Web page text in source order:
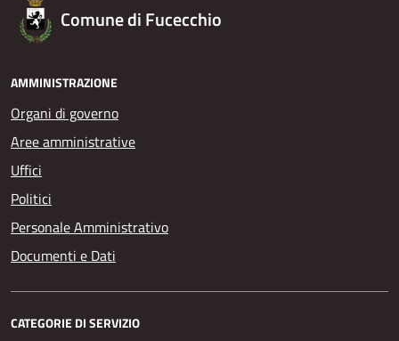
Comune di Fucecchio
AMMINISTRAZIONE
Organi di governo
Aree amministrative
Uffici
Politici
Personale Amministrativo
Documenti e Dati
CATEGORIE DI SERVIZIO